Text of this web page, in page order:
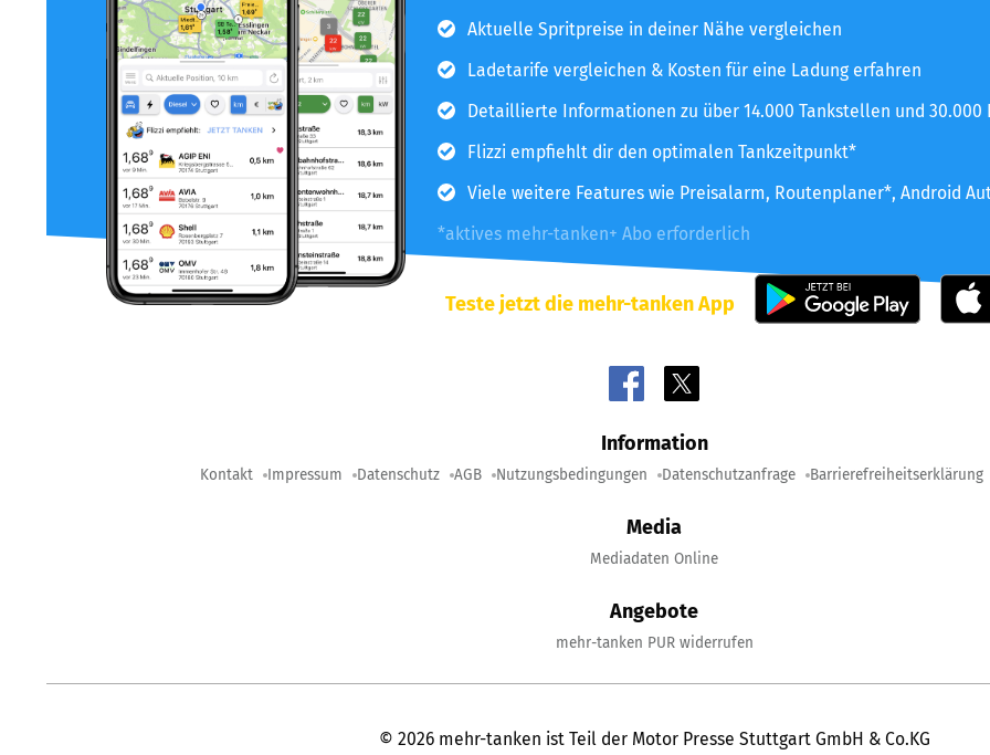
Aktuelle Spritpreise in deiner Nähe vergleichen
Ladetarife vergleichen & Kosten für eine Ladung erfahren
Detaillierte Informationen zu über 14.000 Tankstellen und 30.000
Flizzi empfiehlt dir den optimalen Tankzeitpunkt*
Viele weitere Features wie Preisalarm, Routenplaner*, Android
*aktives mehr-tanken+ Abo erforderlich
Teste jetzt die mehr-tanken App
Information
Kontakt Impressum Datenschutz AGB Nutzungsbedingungen Datenschutzanfrage Barrierefreiheitserklärung
Media
Mediadaten Online
Angebote
mehr-tanken PUR widerrufen
© 2026 mehr-tanken ist Teil der Motor Presse Stuttgart GmbH & Co.KG